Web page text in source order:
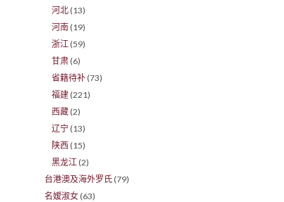
河北 (13)
河南 (19)
浙江 (59)
甘肃 (6)
省籍待补 (73)
福建 (221)
西藏 (2)
辽宁 (13)
陕西 (15)
黑龙江 (2)
台港澳及海外罗氏 (79)
名嫒淑女 (63)